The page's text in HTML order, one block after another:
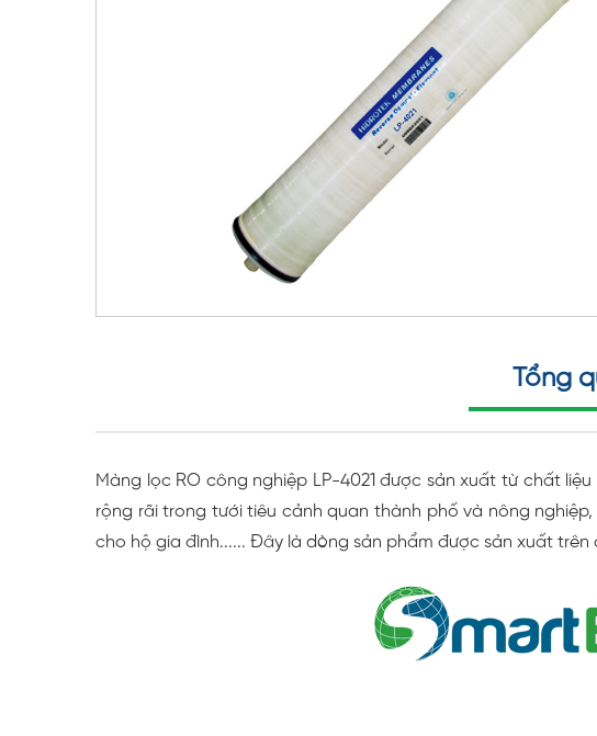
Tổng
Màng lọc RO công nghiệp LP-4021 được sản xuất từ chất
rộng rãi trong tưới tiêu cảnh quan thành phố và nông
cho hộ gia đình...... Đây là dòng sản phẩm được sản xuất